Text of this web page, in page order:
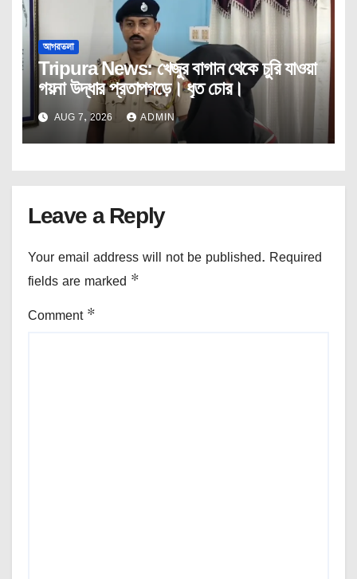
আগরতলা
Tripura News: খেজুর বাগান থেকে চুরি যাওয়া
গয়না উদ্ধার প্রতাপগড়ে। ধৃত চোর।
AUG 7, 2026 ADMIN
Leave a Reply
Your email address will not be published. Required
fields are marked *
Comment *